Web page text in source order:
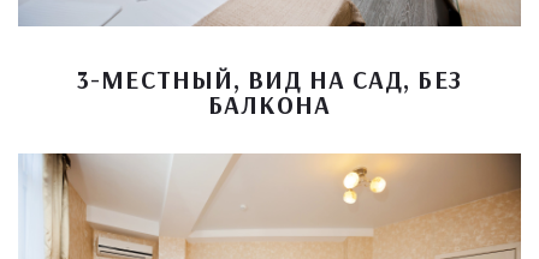
3-МЕСТНЫЙ, ВИД НА САД, БЕЗ
БАЛКОНА